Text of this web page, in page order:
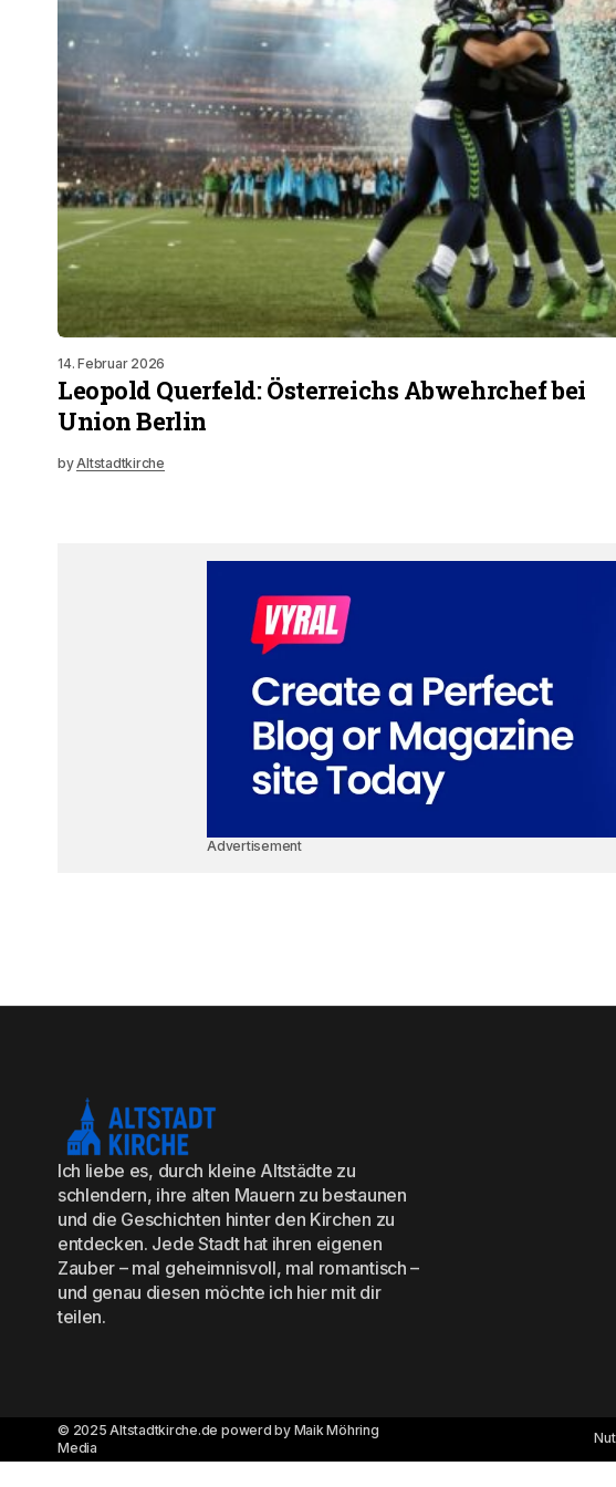
14. Februar 2026
Leopold Querfeld: Österreichs Abwehrchef bei
Union Berlin
byAltstadtkirche
Advertisement
Ich liebe es, durch kleine Altstädte zu
schlendern, ihre alten Mauern zu bestaunen
und die Geschichten hinter den Kirchen zu
entdecken. Jede Stadt hat ihren eigenen
Zauber – mal geheimnisvoll, mal romantisch –
und genau diesen möchte ich hier mit dir
teilen.
© 2025 Altstadtkirche.de powerd by Maik Möhring
Media